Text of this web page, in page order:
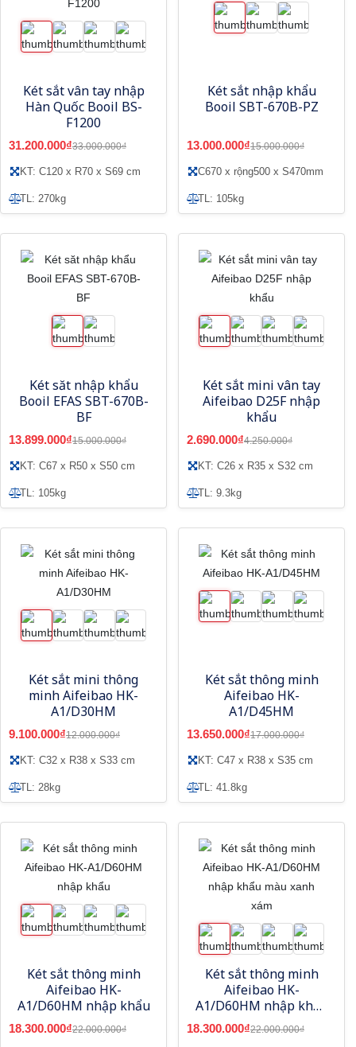
Két sắt vân tay nhập
Hàn Quốc Booil BS-
F1200
31.200.000₫33.000.000₫
KT: C120 x R70 x S69 cm
TL: 270kg
Két sắt nhập khẩu
Booil SBT-670B-PZ
13.000.000₫15.000.000₫
C670 x rộng500 x S470mm
TL: 105kg
Két săt nhập khẩu
Booil EFAS SBT-670B-
BF
13.899.000₫15.000.000₫
KT: C67 x R50 x S50 cm
TL: 105kg
Két sắt mini vân tay
Aifeibao D25F nhập
khẩu
2.690.000₫4.250.000₫
KT: C26 x R35 x S32 cm
TL: 9.3kg
Két sắt mini thông
minh Aifeibao HK-
A1/D30HM
9.100.000₫12.000.000₫
KT: C32 x R38 x S33 cm
TL: 28kg
Két sắt thông minh
Aifeibao HK-
A1/D45HM
13.650.000₫17.000.000₫
KT: C47 x R38 x S35 cm
TL: 41.8kg
Két sắt thông minh
Aifeibao HK-
A1/D60HM nhập khẩu
18.300.000₫22.000.000₫
Két sắt thông minh
Aifeibao HK-
A1/D60HM nhập khẩu
màu xanh xám
18.300.000₫22.000.000₫